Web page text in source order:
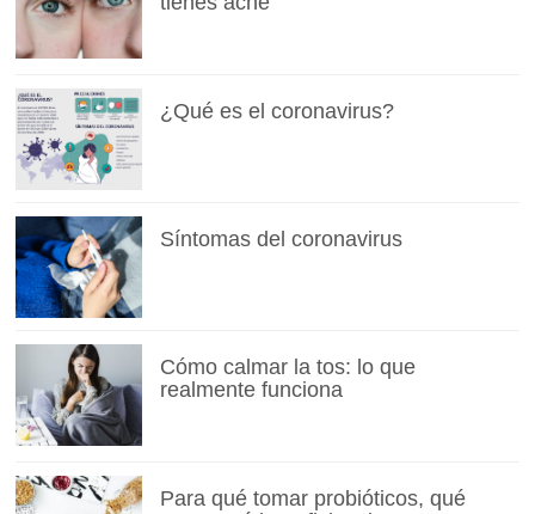
¿Qué es el coronavirus?
Síntomas del coronavirus
Cómo calmar la tos: lo que
realmente funciona
Para qué tomar probióticos, qué